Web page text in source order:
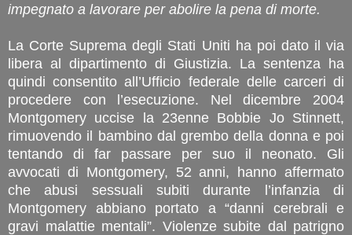
impegnato a lavorare per abolire la pena di morte.
La Corte Suprema degli Stati Uniti ha poi dato il via
libera al dipartimento di Giustizia. La sentenza ha
quindi consentito all’Ufficio federale delle carceri di
procedere con l’esecuzione. Nel dicembre 2004
Montgomery uccise la 23enne Bobbie Jo Stinnett,
rimuovendo il bambino dal grembo della donna e poi
tentando di far passare per suo il neonato. Gli
avvocati di Montgomery, 52 anni, hanno affermato
che abusi sessuali subiti durante l’infanzia di
Montgomery abbiano portato a “danni cerebrali e
gravi malattie mentali”. Violenze subite dal patrigno